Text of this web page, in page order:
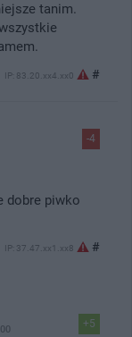
tanim.
IP: 83.20.xx4.xx0 #
-4
dobre piwko
IP: 37.47.xx1.xx8 #
+5